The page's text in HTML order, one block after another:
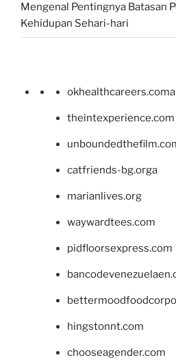
Mengenal Pentingnya Batasan
Kehidupan Sehari-hari
okhealthcareers.coma
theintexperience.com
catfriends-bg.orga
marianlives.org
waywardtees.com
pidfloorsexpress.com
hingstonnt.com
chooseagender.com